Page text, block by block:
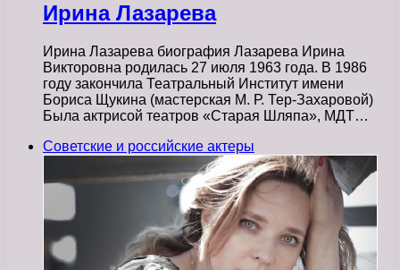
Ирина Лазарева
Ирина Лазарева биография Лазарева Ирина
Викторовна родилась 27 июля 1963 года. В 1986
году закончила Театральный Институт имени
Бориса Щукина (мастерская М. Р. Тер-Захаровой)
Была актрисой театров «Старая Шляпа», МДТ…
Советские и российские актеры